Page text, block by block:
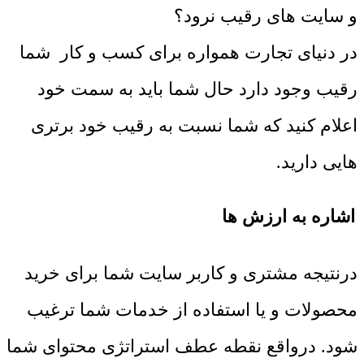
و سایت های رقیب نرود؟
در دنیای تجارت همواره برای کسب و کار شما
رقیب وجود دارد حال شما باید به سمت خود
اعلام کنید که شما نسبت به رقیب خود برتری
هایی دارید.
اشاره به ارزش ها
درنتیجه مشتری و کاربر سایت شما برای خرید
محصولات و یا استفاده از خدمات شما ترغیب
شود. درواقع نقطه عطف استراتژی محتوای شما